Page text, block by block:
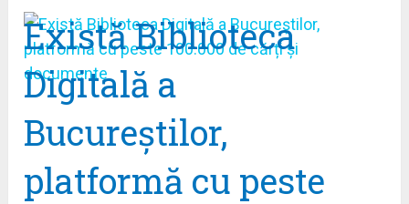
Există Biblioteca
Digitală a
Bucureștilor,
platformă cu peste